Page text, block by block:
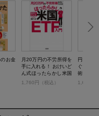
お金
月20万円の不労所得を
手に入れる！ おけいど
ん式ほったらかし米国
ETF入門
1,760円（税込）
円安株
ぐ！ 『
術
1,650円